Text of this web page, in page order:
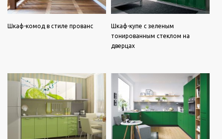
Шкаф-комод в стиле прованс
Шкаф-купе с зеленым
тонированным стеклом на
дверцах